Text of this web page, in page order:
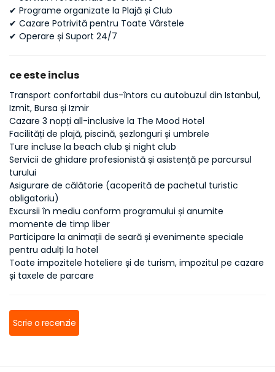
✔ Programe organizate la Plajă și Club
✔ Cazare Potrivită pentru Toate Vârstele
✔ Operare și Suport 24/7
ce este inclus
Transport confortabil dus-întors cu autobuzul din Istanbul,
Izmit, Bursa și Izmir
Cazare 3 nopți all-inclusive la The Mood Hotel
Facilități de plajă, piscină, șezlonguri și umbrele
Ture incluse la beach club și night club
Servicii de ghidare profesionistă și asistență pe parcursul
turului
Asigurare de călătorie (acoperită de pachetul turistic
obligatoriu)
Excursii în mediu conform programului și anumite
momente de timp liber
Participare la animații de seară și evenimente speciale
pentru adulți la hotel
Toate impozitele hoteliere și de turism, impozitul pe cazare
și taxele de parcare
Scrie o recenzie